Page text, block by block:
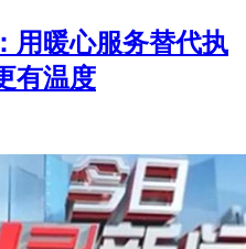
用暖心服务替代执
有温度